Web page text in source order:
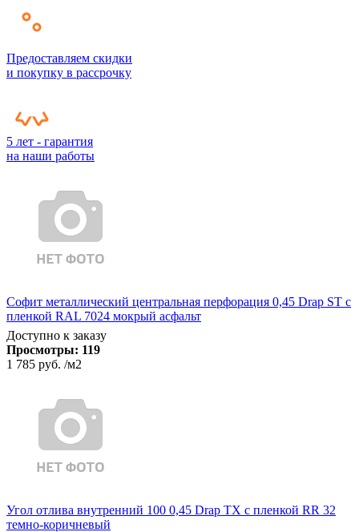
Предоставляем скидки
и покупку в рассрочку
5 лет - гарантия
на наши работы
Софит металлический центральная перфорация 0,45 Drap ST с
пленкой RAL 7024 мокрый асфальт
Доступно к заказу
Просмотры: 119
1 785 руб. /м2
Угол отлива внутренний 100 0,45 Drap TX с пленкой RR 32
темно-коричневый